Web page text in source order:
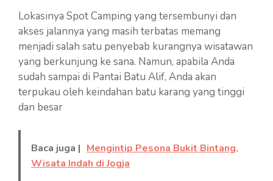
Lokasinya Spot Camping yang tersembunyi dan
akses jalannya yang masih terbatas memang
menjadi salah satu penyebab kurangnya wisatawan
yang berkunjung ke sana. Namun, apabila Anda
sudah sampai di Pantai Batu Alif, Anda akan
terpukau oleh keindahan batu karang yang tinggi
dan besar
Baca juga | Mengintip Pesona Bukit Bintang,
Wisata Indah di Jogja